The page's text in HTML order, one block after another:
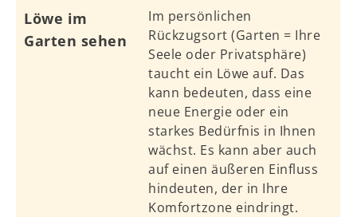
Löwe im
Garten sehen
Im persönlichen
Rückzugsort (Garten = Ihre
Seele oder Privatsphäre)
taucht ein Löwe auf. Das
kann bedeuten, dass eine
neue Energie oder ein
starkes Bedürfnis in Ihnen
wächst. Es kann aber auch
auf einen äußeren Einfluss
hindeuten, der in Ihre
Komfortzone eindringt.